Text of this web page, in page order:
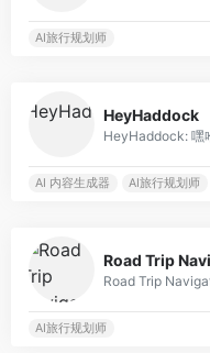
AI旅行规划师
HeyHaddock
AI 内容生成器 AI旅行规划师
Road Trip
Road Trip
AI旅行规划师